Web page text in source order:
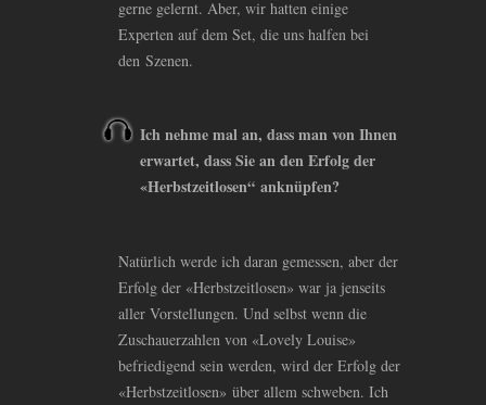
gerne gelernt. Aber, wir hatten einige
Experten auf dem Set, die uns halfen bei
den Szenen.
Ich nehme mal an, dass man von Ihnen
erwartet, dass Sie an den Erfolg der
«Herbstzeitlosen“ anknüpfen?
Natürlich werde ich daran gemessen, aber der
Erfolg der «Herbstzeitlosen» war ja jenseits
aller Vorstellungen. Und selbst wenn die
Zuschauerzahlen von «Lovely Louise»
befriedigend sein werden, wird der Erfolg der
«Herbstzeitlosen» über allem schweben. Ich